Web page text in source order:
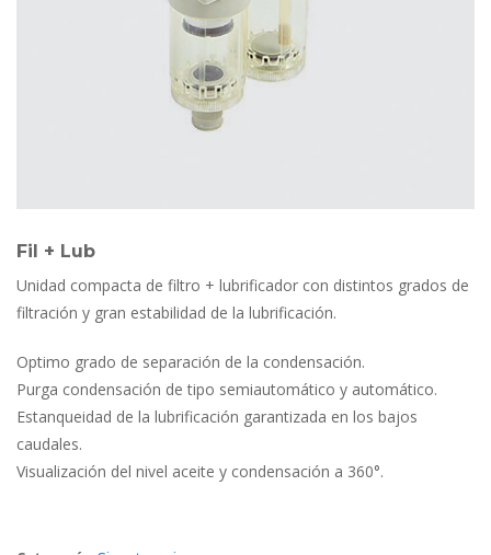
Fil + Lub
Unidad compacta de filtro + lubrificador con distintos grados de
filtración y gran estabilidad de la lubrificación.
Optimo grado de separación de la condensación.
Purga condensación de tipo semiautomático y automático.
Estanqueidad de la lubrificación garantizada en los bajos
caudales.
Visualización del nivel aceite y condensación a 360°.